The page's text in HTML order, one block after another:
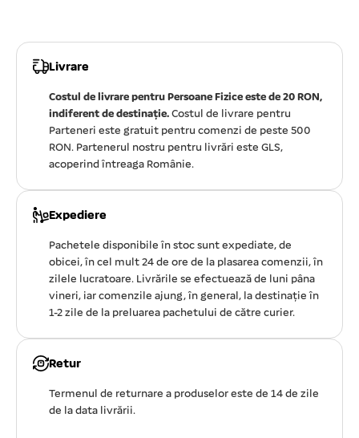
Livrare
Costul de livrare pentru Persoane Fizice este de 20 RON,
indiferent de destinație. Costul de livrare pentru
Parteneri este gratuit pentru comenzi de peste 500
RON. Partenerul nostru pentru livrări este GLS,
acoperind întreaga Românie.
Expediere
Pachetele disponibile în stoc sunt expediate, de
obicei, în cel mult 24 de ore de la plasarea comenzii, în
zilele lucratoare. Livrările se efectuează de luni pâna
vineri, iar comenzile ajung, în general, la destinație în
1-2 zile de la preluarea pachetului de către curier.
Retur
Termenul de returnare a produselor este de 14 de zile
de la data livrării.